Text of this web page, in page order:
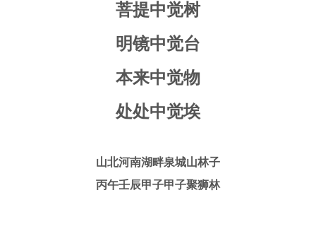
菩提中觉树
明镜中觉台
本来中觉物
处处中觉埃
山北河南湖畔泉城山林子
丙午壬辰甲子甲子聚狮林